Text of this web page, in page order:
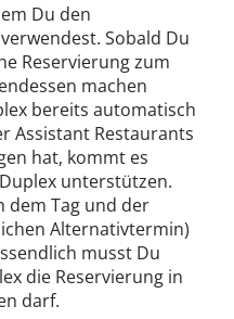
Du den
Sobald Du
Reservierung zum
machen
bereits automatisch
Assistant Restaurants
hat, kommt es
unterstützen.
dem Tag und der
Alternativtermin)
musst Du
die Reservierung in
darf.